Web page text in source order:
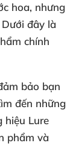
hoa, nhưng
đây là
chính
bảo bạn
đến những
hiệu Lure
phẩm và